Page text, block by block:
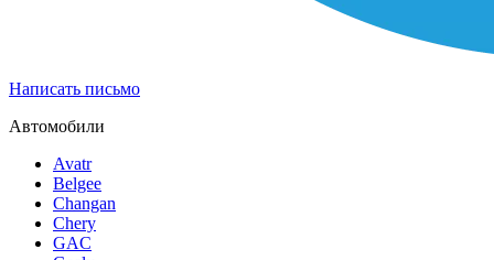
Написать письмо
Автомобили
Avatr
Belgee
Changan
Chery
GAC